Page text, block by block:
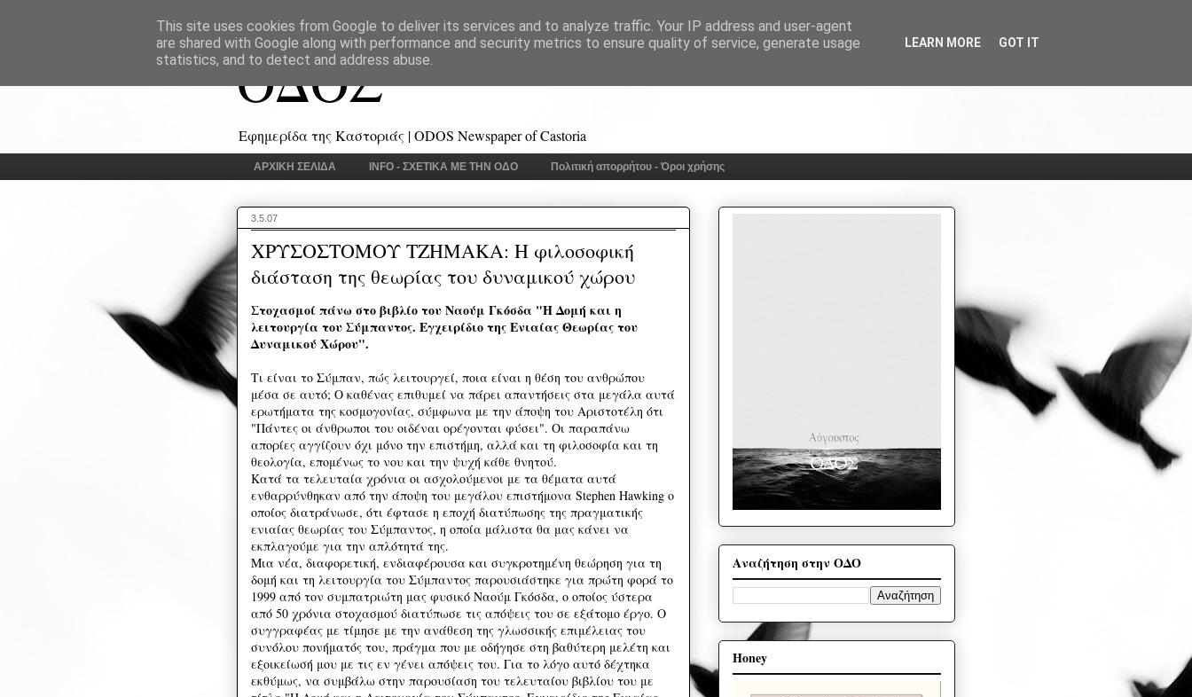
ΟΔΟΣ
Εφημερίδα της Καστοριάς | ODOS Newspaper of Castoria
ΑΡΧΙΚΗ ΣΕΛΙΔΑ INFO - ΣΧΕΤΙΚΑ ΜΕ ΤΗΝ ΟΔΟ Πολιτική απορρήτου - Όροι χρήσης
3.5.07
ΧΡΥΣΟΣΤΟΜΟΥ ΤΖΗΜΑΚΑ: Η φιλοσοφική
διάσταση της θεωρίας του δυναμικού χώρου
Στοχασμοί πάνω στο βιβλίο του Ναούμ Γκόσδα "Η Δομή και η
λειτουργία του Σύμπαντος. Εγχειρίδιο της Ενιαίας Θεωρίας του
Δυναμικού Χώρου".
Τι είναι το Σύμπαν, πώς λειτουργεί, ποια είναι η θέση του ανθρώπου
μέσα σε αυτό; Ο καθένας επιθυμεί να πάρει απαντήσεις στα μεγάλα αυτά
ερωτήματα της κοσμογονίας, σύμφωνα με την άποψη του Αριστοτέλη ότι
"Πάντες οι άνθρωποι του οιδέναι ορέγονται φύσει". Οι παραπάνω
απορίες αγγίζουν όχι μόνο την επιστήμη, αλλά και τη φιλοσοφία και τη
θεολογία, επομένως το νου και την ψυχή κάθε θνητού.
Κατά τα τελευταία χρόνια οι ασχολούμενοι με τα θέματα αυτά
ενθαρρύνθηκαν από την άποψη του μεγάλου επιστήμονα Stephen Hawking ο
οποίος διατράνωσε, ότι έφτασε η εποχή διατύπωσης της πραγματικής
ενιαίας θεωρίας του Σύμπαντος, η οποία μάλιστα θα μας κάνει να
εκπλαγούμε για την απλότητά της.
Μια νέα, διαφορετική, ενδιαφέρουσα και συγκροτημένη θεώρηση για τη
δομή και τη λειτουργία του Σύμπαντος παρουσιάστηκε για πρώτη φορά το
1999 από τον συμπατριώτη μας φυσικό Ναούμ Γκόσδα, ο οποίος ύστερα
από 50 χρόνια στοχασμού διατύπωσε τις απόψεις του σε εξάτομο έργο. Ο
συγγραφέας με τίμησε με την ανάθεση της γλωσσικής επιμέλειας του
συνόλου πονήματός του, πράγμα που με οδήγησε στη βαθύτερη μελέτη και
εξοικείωσή μου με τις εν γένει απόψεις του. Για το λόγο αυτό δέχτηκα
εκθύμως, να συμβάλω στην παρουσίαση του τελευταίου βιβλίου του με
Αναζήτηση στην ΟΔΟ
Honey
This site uses cookies from Google to deliver its services and to analyze traffic. Your IP address and user-agent
are shared with Google along with performance and security metrics to ensure quality of service, generate usage
statistics, and to detect and address abuse.
LEARN MORE GOT IT